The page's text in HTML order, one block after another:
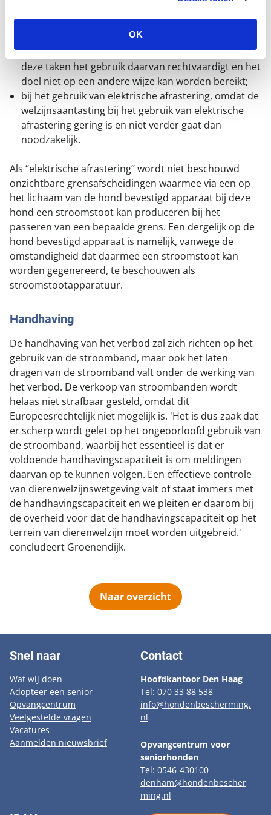
OK
uitvoering van onder meer de taken van de politie
en de krijgsmacht. Dit geldt alleen als het doel van
het gebruik van de stroomband ter uitoefening van
deze taken het gebruik daarvan rechtvaardigt en het
doel niet op een andere wijze kan worden bereikt;
bij het gebruik van elektrische afrastering, omdat de
welzijnsaantasting bij het gebruik van elektrische
afrastering gering is en niet verder gaat dan
noodzakelijk.
Als ‘’elektrische afrastering’’ wordt niet beschouwd
onzichtbare grensafscheidingen waarmee via een op
het lichaam van de hond bevestigd apparaat bij deze
hond een stroomstoot kan produceren bij het
passeren van een bepaalde grens. Een dergelijk op de
hond bevestigd apparaat is namelijk, vanwege de
omstandigheid dat daarmee een stroomstoot kan
worden gegenereerd, te beschouwen als
stroomstootapparatuur.
Handhaving
De handhaving van het verbod zal zich richten op het
gebruik van de stroomband, maar ook het laten
dragen van de stroomband valt onder de werking van
het verbod. De verkoop van stroombanden wordt
helaas niet strafbaar gesteld, omdat dit
Europeesrechtelijk niet mogelijk is. 'Het is dus zaak dat
er scherp wordt gelet op het ongeoorloofd gebruik van
de stroomband, waarbij het essentieel is dat er
voldoende handhavingscapaciteit is om meldingen
daarvan op te kunnen volgen. Een effectieve controle
van dierenwelzijnswetgeving valt of staat immers met
de handhavingscapaciteit en we pleiten er daarom bij
de overheid voor dat de handhavingscapaciteit op het
terrein van dierenwelzijn moet worden uitgebreid.'
concludeert Groenendijk.
Naar overzicht
Snel naar
Wat wij doen
Adopteer een senior
Opvangcentrum
Veelgestelde vragen
Vacatures
Aanmelden nieuwsbrief
Contact
Hoofdkantoor Den Haag
Tel: 070 33 88 538
info@hondenbescherming.
nl
Opvangcentrum voor
seniorhonden
Tel: 0546-430100
denham@hondenbescher
ming.nl